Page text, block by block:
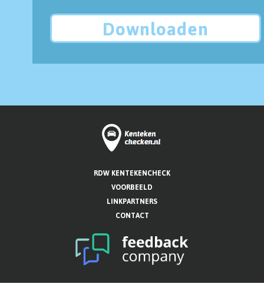
Downloaden
RDW KENTEKENCHECK
VOORBEELD
LINKPARTNERS
CONTACT